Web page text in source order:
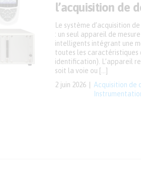
l’acquisition de
2 juin 2026 Acquisition de
Le système d’acquisition
: un seul appareil de
intelligents intégrant une
toutes les caractéristiques
identification). L’appareil
soit la voie ou […]